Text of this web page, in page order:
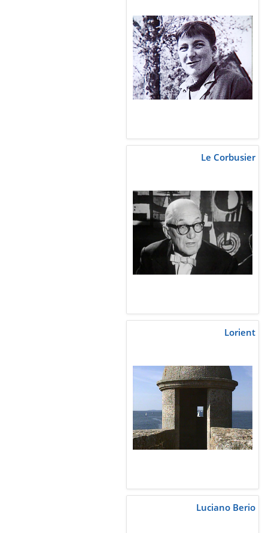
Le Corbusier
Lorient
Luciano Berio